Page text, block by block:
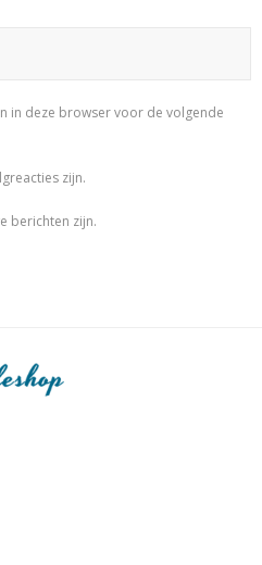
in deze browser voor de volgende
zijn.
berichten zijn.